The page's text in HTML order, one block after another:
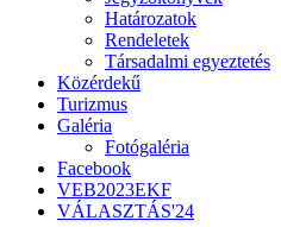
Határozatok
Rendeletek
Társadalmi egyeztetés
Közérdekű
Turizmus
Galéria
Fotógaléria
Facebook
VEB2023EKF
VÁLASZTÁS'24